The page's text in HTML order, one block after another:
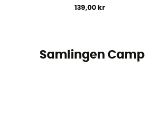
139,00 kr
Samlingen Camp